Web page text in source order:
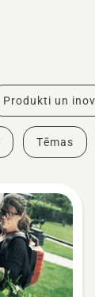
Produkti un
Tēmas